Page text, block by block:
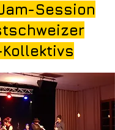
Session